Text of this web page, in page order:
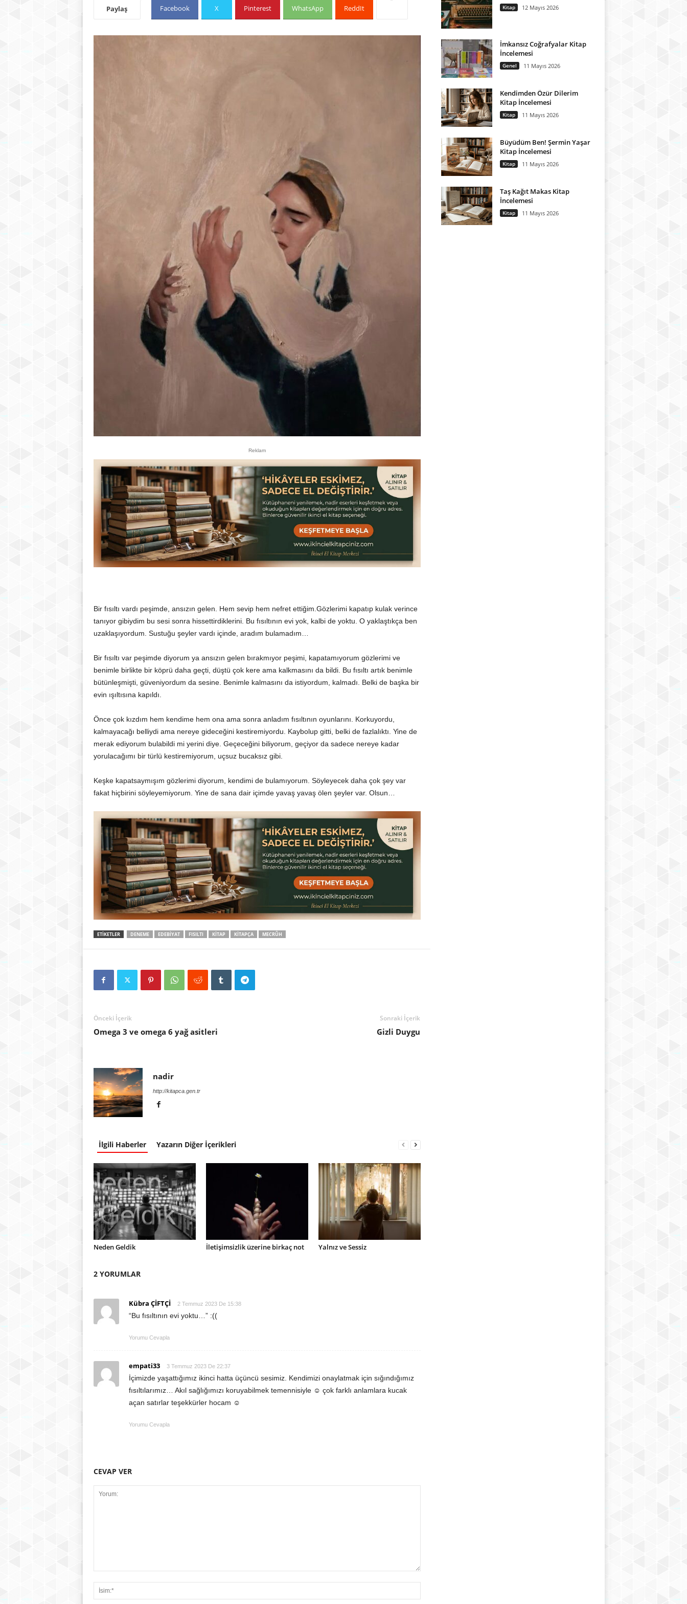
Paylaş Facebook X Pinterest WhatsApp ReddIt
Reklam
Bir fısıltı vardı peşimde, ansızın gelen. Hem sevip hem nefret ettiğim.Gözlerimi kapatıp kulak verince
tanıyor gibiydim bu sesi sonra hissettirdiklerini. Bu fısıltının evi yok, kalbi de yoktu. O yaklaştıkça ben
uzaklaşıyordum. Sustuğu şeyler vardı içinde, aradım bulamadım…
Bir fısıltı var peşimde diyorum ya ansızın gelen bırakmıyor peşimi, kapatamıyorum gözlerimi ve
benimle birlikte bir köprü daha geçti, düştü çok kere ama kalkmasını da bildi. Bu fısıltı artık benimle
bütünleşmişti, güveniyordum da sesine. Benimle kalmasını da istiyordum, kalmadı. Belki de başka bir
evin ışıltısına kapıldı.
Önce çok kızdım hem kendime hem ona ama sonra anladım fısıltının oyunlarını. Korkuyordu,
kalmayacağı belliydi ama nereye gideceğini kestiremiyordu. Kaybolup gitti, belki de fazlalıktı. Yine de
merak ediyorum bulabildi mi yerini diye. Geçeceğini biliyorum, geçiyor da sadece nereye kadar
yorulacağımı bir türlü kestiremiyorum, uçsuz bucaksız gibi.
Keşke kapatsaymışım gözlerimi diyorum, kendimi de bulamıyorum. Söyleyecek daha çok şey var
fakat hiçbirini söyleyemiyorum. Yine de sana dair içimde yavaş yavaş ölen şeyler var. Olsun…
ETIKETLER DENEME EDEBIYAT FISILTI KITAP KITAPÇA MECRÛH
Önceki İçerik
Omega 3 ve omega 6 yağ asitleri
Sonraki İçerik
Gizli Duygu
nadir
http://kitapca.gen.tr
İlgili Haberler Yazarın Diğer İçerikleri
Neden Geldik İletişimsizlik üzerine birkaç not Yalnız ve Sessiz
2 YORUMLAR
Kübra ÇİFTÇİ 2 Temmuz 2023 De 15:38
“Bu fısıltının evi yoktu…” :((
Yorumu Cevapla
empati33 3 Temmuz 2023 De 22:37
İçimizde yaşattığımız ikinci hatta üçüncü sesimiz. Kendimizi onaylatmak için sığındığımız
fısıltılarımız… Akıl sağlığımızı koruyabilmek temennisiyle ☺ çok farklı anlamlara kucak
açan satırlar teşekkürler hocam ☺
Yorumu Cevapla
CEVAP VER
Kitap 12 Mayıs 2026
İmkansız Coğrafyalar Kitap
İncelemesi
Genel 11 Mayıs 2026
Kendimden Özür Dilerim
Kitap İncelemesi
Kitap 11 Mayıs 2026
Büyüdüm Ben! Şermin Yaşar
Kitap İncelemesi
Kitap 11 Mayıs 2026
Taş Kağıt Makas Kitap
İncelemesi
Kitap 11 Mayıs 2026